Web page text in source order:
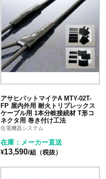
アサヒパットマイテA MTY-02T-
FP 屋内外用 耐火トリプレックス
ケーブル用 1本分岐接続材 T形コ
ネクタ用 巻き付け工法
住電機器システム
在庫：メーカー直送
¥13,590/組（税抜）